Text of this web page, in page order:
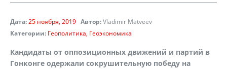
Дата:25 ноября, 2019 Автор:Vladimir Matveev
Категории: Геополитика Геоэкономика
Кандидаты от оппозиционных движений и партий в
Гонконге одержали сокрушительную победу на